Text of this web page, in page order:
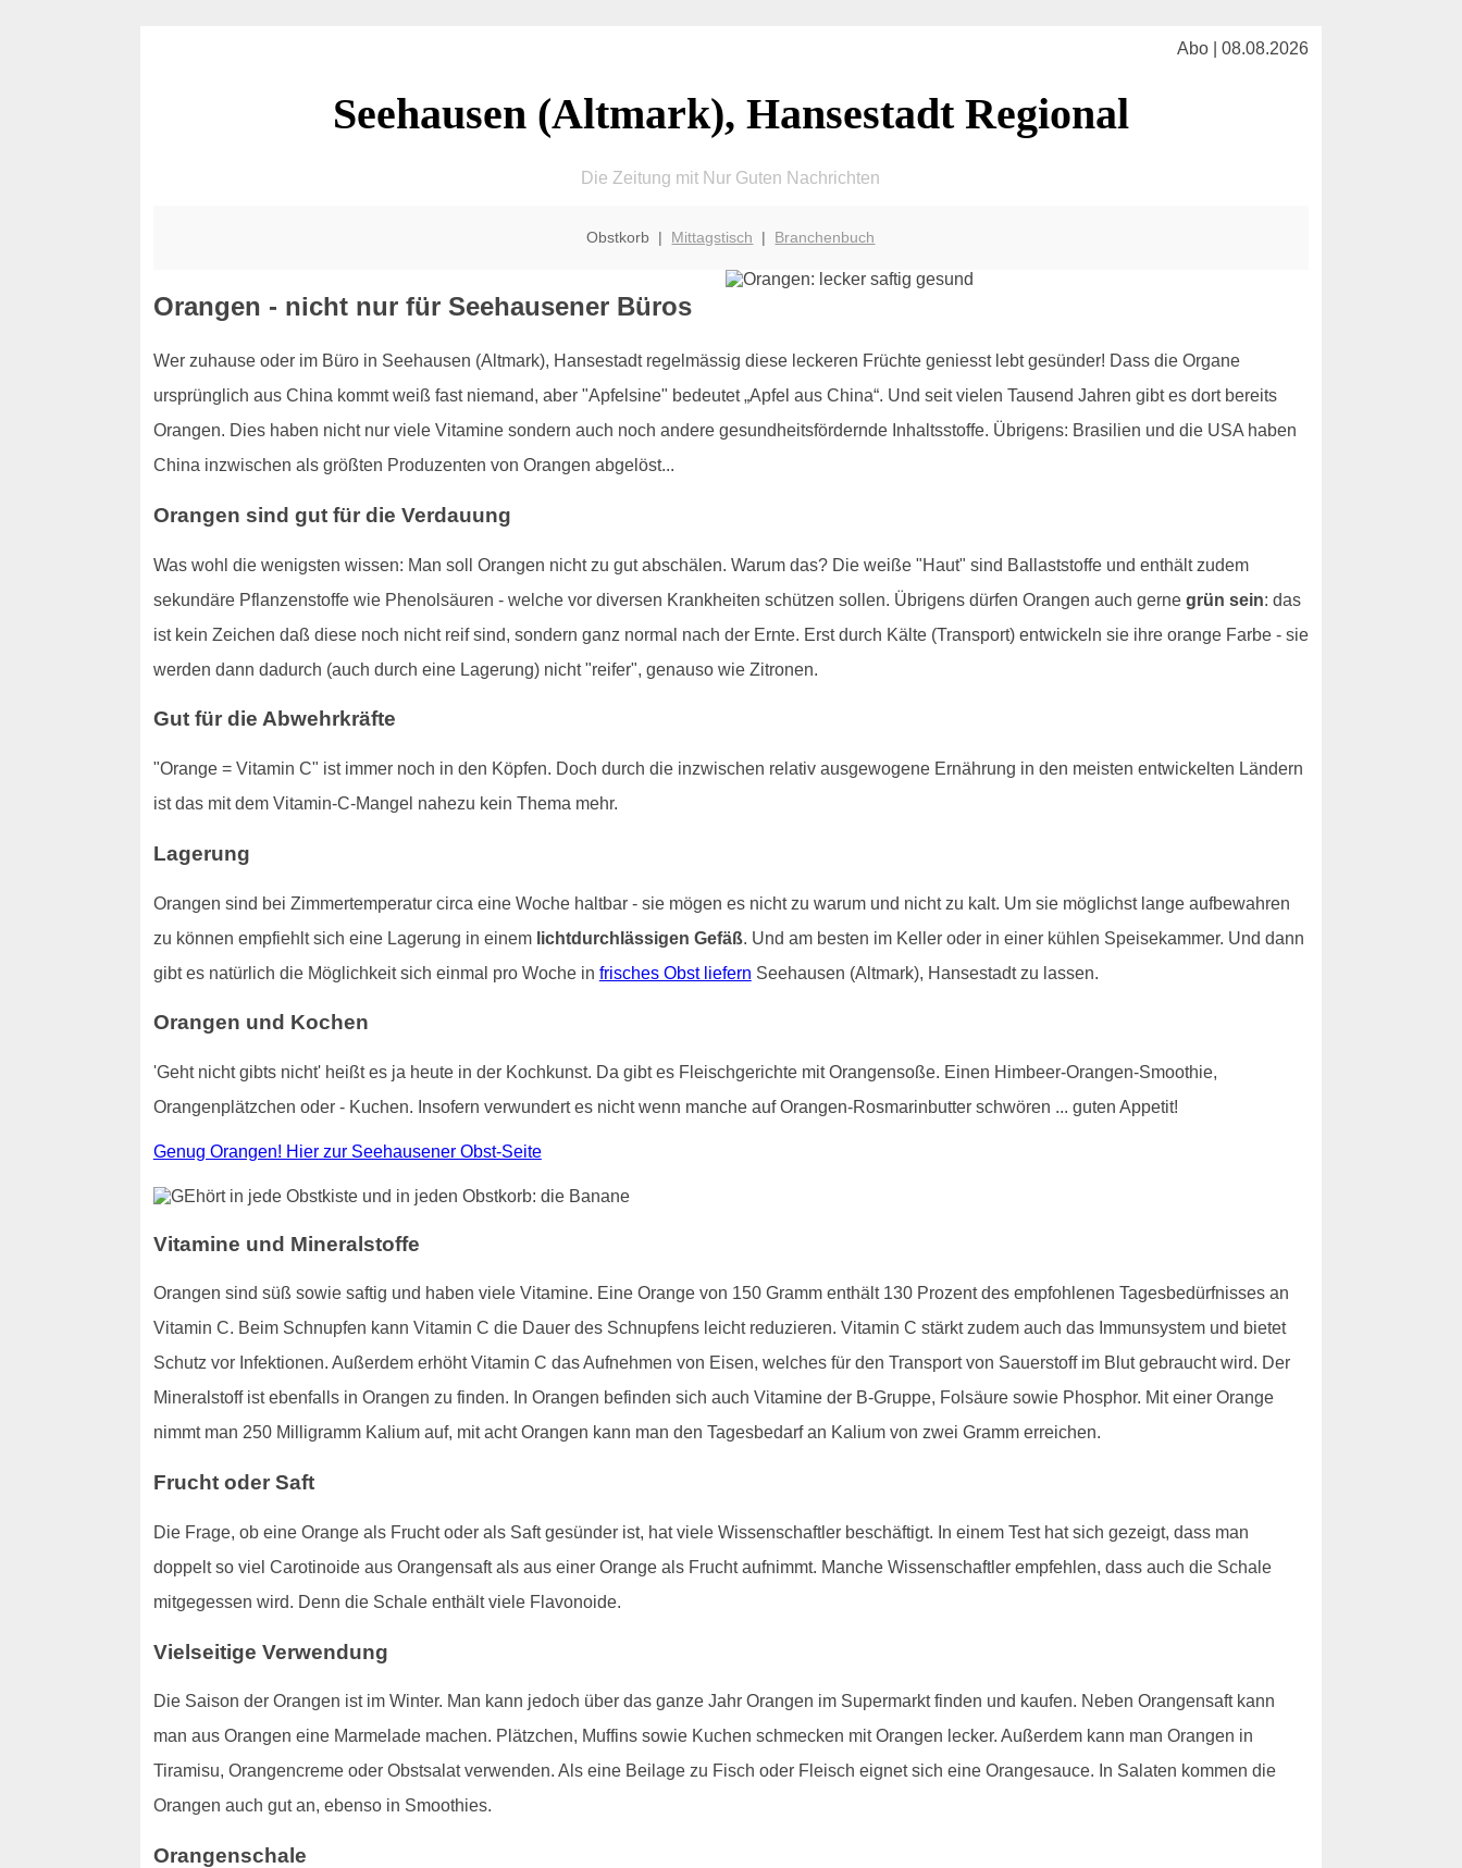
Abo | 08.08.2026
Seehausen (Altmark), Hansestadt Regional
Die Zeitung mit Nur Guten Nachrichten
Obstkorb | Mittagstisch | Branchenbuch
Orangen - nicht nur für Seehausener Büros
Wer zuhause oder im Büro in Seehausen (Altmark), Hansestadt regelmässig diese leckeren Früchte geniesst lebt gesünder! Dass die Organe
ursprünglich aus China kommt weiß fast niemand, aber "Apfelsine" bedeutet „Apfel aus China“. Und seit vielen Tausend Jahren gibt es dort bereits
Orangen. Dies haben nicht nur viele Vitamine sondern auch noch andere gesundheitsfördernde Inhaltsstoffe. Übrigens: Brasilien und die USA haben
China inzwischen als größten Produzenten von Orangen abgelöst...
Orangen sind gut für die Verdauung
Was wohl die wenigsten wissen: Man soll Orangen nicht zu gut abschälen. Warum das? Die weiße "Haut" sind Ballaststoffe und enthält zudem
sekundäre Pflanzenstoffe wie Phenolsäuren - welche vor diversen Krankheiten schützen sollen. Übrigens dürfen Orangen auch gerne grün sein: das
ist kein Zeichen daß diese noch nicht reif sind, sondern ganz normal nach der Ernte. Erst durch Kälte (Transport) entwickeln sie ihre orange Farbe - sie
werden dann dadurch (auch durch eine Lagerung) nicht "reifer", genauso wie Zitronen.
Gut für die Abwehrkräfte
"Orange = Vitamin C" ist immer noch in den Köpfen. Doch durch die inzwischen relativ ausgewogene Ernährung in den meisten entwickelten Ländern
ist das mit dem Vitamin-C-Mangel nahezu kein Thema mehr.
Lagerung
Orangen sind bei Zimmertemperatur circa eine Woche haltbar - sie mögen es nicht zu warum und nicht zu kalt. Um sie möglichst lange aufbewahren
zu können empfiehlt sich eine Lagerung in einem lichtdurchlässigen Gefäß. Und am besten im Keller oder in einer kühlen Speisekammer. Und dann
gibt es natürlich die Möglichkeit sich einmal pro Woche in frisches Obst liefern Seehausen (Altmark), Hansestadt zu lassen.
Orangen und Kochen
'Geht nicht gibts nicht' heißt es ja heute in der Kochkunst. Da gibt es Fleischgerichte mit Orangensoße. Einen Himbeer-Orangen-Smoothie,
Orangenplätzchen oder - Kuchen. Insofern verwundert es nicht wenn manche auf Orangen-Rosmarinbutter schwören ... guten Appetit!
Genug Orangen! Hier zur Seehausener Obst-Seite
Vitamine und Mineralstoffe
Orangen sind süß sowie saftig und haben viele Vitamine. Eine Orange von 150 Gramm enthält 130 Prozent des empfohlenen Tagesbedürfnisses an
Vitamin C. Beim Schnupfen kann Vitamin C die Dauer des Schnupfens leicht reduzieren. Vitamin C stärkt zudem auch das Immunsystem und bietet
Schutz vor Infektionen. Außerdem erhöht Vitamin C das Aufnehmen von Eisen, welches für den Transport von Sauerstoff im Blut gebraucht wird. Der
Mineralstoff ist ebenfalls in Orangen zu finden. In Orangen befinden sich auch Vitamine der B-Gruppe, Folsäure sowie Phosphor. Mit einer Orange
nimmt man 250 Milligramm Kalium auf, mit acht Orangen kann man den Tagesbedarf an Kalium von zwei Gramm erreichen.
Frucht oder Saft
Die Frage, ob eine Orange als Frucht oder als Saft gesünder ist, hat viele Wissenschaftler beschäftigt. In einem Test hat sich gezeigt, dass man
doppelt so viel Carotinoide aus Orangensaft als aus einer Orange als Frucht aufnimmt. Manche Wissenschaftler empfehlen, dass auch die Schale
mitgegessen wird. Denn die Schale enthält viele Flavonoide.
Vielseitige Verwendung
Die Saison der Orangen ist im Winter. Man kann jedoch über das ganze Jahr Orangen im Supermarkt finden und kaufen. Neben Orangensaft kann
man aus Orangen eine Marmelade machen. Plätzchen, Muffins sowie Kuchen schmecken mit Orangen lecker. Außerdem kann man Orangen in
Tiramisu, Orangencreme oder Obstsalat verwenden. Als eine Beilage zu Fisch oder Fleisch eignet sich eine Orangesauce. In Salaten kommen die
Orangen auch gut an, ebenso in Smoothies.
Orangenschale